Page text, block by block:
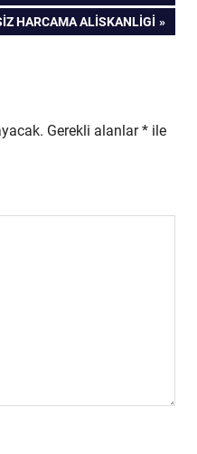
HARCAMA ALISKANLIGI
Gerekli alanlar* ile